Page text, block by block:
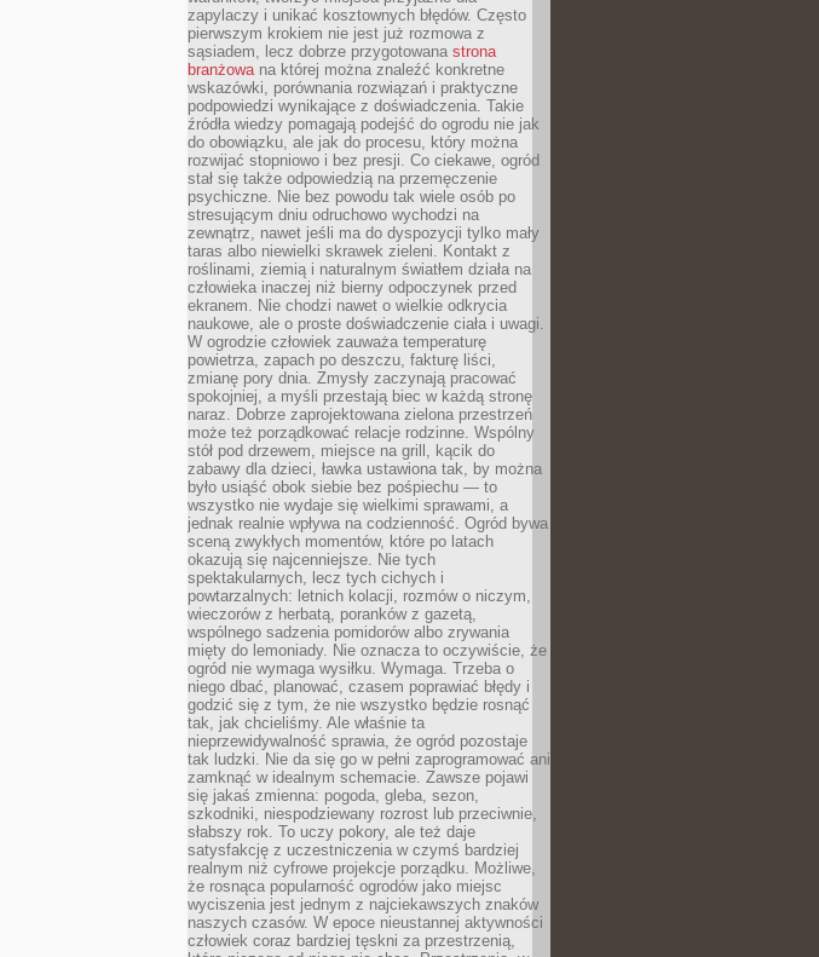
zapylaczy i unikać kosztownych błędów. Często
pierwszym krokiem nie jest już rozmowa z
sąsiadem, lecz dobrze przygotowana strona
branżowana której można znaleźć konkretne
wskazówki, porównania rozwiązań i praktyczne
podpowiedzi wynikające z doświadczenia. Takie
źródła wiedzy pomagają podejść do ogrodu nie jak
do obowiązku, ale jak do procesu, który można
rozwijać stopniowo i bez presji. Co ciekawe, ogród
stał się także odpowiedzią na przemęczenie
psychiczne. Nie bez powodu tak wiele osób po
stresującym dniu odruchowo wychodzi na
zewnątrz, nawet jeśli ma do dyspozycji tylko mały
taras albo niewielki skrawek zieleni. Kontakt z
roślinami, ziemią i naturalnym światłem działa na
człowieka inaczej niż bierny odpoczynek przed
ekranem. Nie chodzi nawet o wielkie odkrycia
naukowe, ale o proste doświadczenie ciała i uwagi.
W ogrodzie człowiek zauważa temperaturę
powietrza, zapach po deszczu, fakturę liści,
zmianę pory dnia. Zmysły zaczynają pracować
spokojniej, a myśli przestają biec w każdą stronę
naraz. Dobrze zaprojektowana zielona przestrzeń
może też porządkować relacje rodzinne. Wspólny
stół pod drzewem, miejsce na grill, kącik do
zabawy dla dzieci, ławka ustawiona tak, by można
było usiąść obok siebie bez pośpiechu — to
wszystko nie wydaje się wielkimi sprawami, a
jednak realnie wpływa na codzienność. Ogród bywa
sceną zwykłych momentów, które po latach
okazują się najcenniejsze. Nie tych
spektakularnych, lecz tych cichych i
powtarzalnych: letnich kolacji, rozmów o niczym,
wieczorów z herbatą, poranków z gazetą,
wspólnego sadzenia pomidorów albo zrywania
mięty do lemoniady. Nie oznacza to oczywiście, że
ogród nie wymaga wysiłku. Wymaga. Trzeba o
niego dbać, planować, czasem poprawiać błędy i
godzić się z tym, że nie wszystko będzie rosnąć
tak, jak chcieliśmy. Ale właśnie ta
nieprzewidywalność sprawia, że ogród pozostaje
tak ludzki. Nie da się go w pełni zaprogramować ani
zamknąć w idealnym schemacie. Zawsze pojawi
się jakaś zmienna: pogoda, gleba, sezon,
szkodniki, niespodziewany rozrost lub przeciwnie,
słabszy rok. To uczy pokory, ale też daje
satysfakcję z uczestniczenia w czymś bardziej
realnym niż cyfrowe projekcje porządku. Możliwe,
że rosnąca popularność ogrodów jako miejsc
wyciszenia jest jednym z najciekawszych znaków
naszych czasów. W epoce nieustannej aktywności
człowiek coraz bardziej tęskni za przestrzenią,